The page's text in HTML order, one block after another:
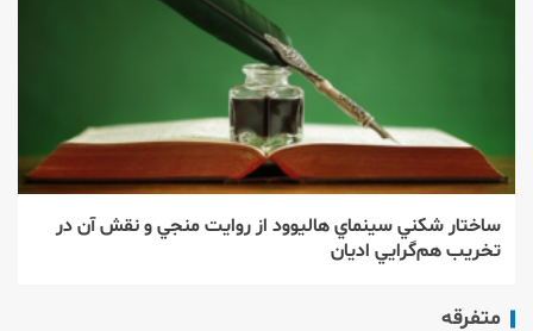
ساختار شكني سينماي هاليوود از روايت منجي و نقش آن در
تخريب هم‌گرايي اديان
متفرقه